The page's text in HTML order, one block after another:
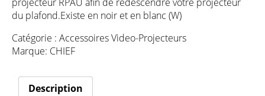
du plafond.Existe en noir et en blanc (W)
Catégorie : Accessoires Video-Projecteurs
Marque: CHIEF
Description